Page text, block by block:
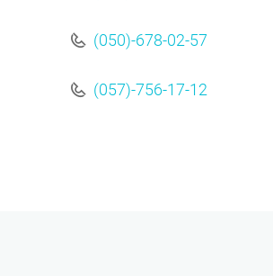
(050)-678-02-57
(057)-756-17-12